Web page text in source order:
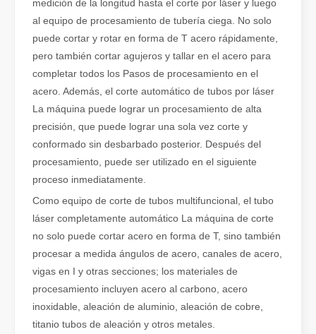
Cómo elegir su compañero de trabajo: máquina de corte por láser
El corte de metal por láser es un método de precisión que se
El corte por láser de láminas de metal es un método de corte
medición de la longitud hasta el corte por láser y luego
al equipo de procesamiento de tubería ciega. No solo
puede cortar y rotar en forma de T acero rápidamente,
pero también cortar agujeros y tallar en el acero para
completar todos los Pasos de procesamiento en el
acero. Además, el corte automático de tubos por láser
La máquina puede lograr un procesamiento de alta
precisión, que puede lograr una sola vez corte y
conformado sin desbarbado posterior. Después del
procesamiento, puede ser utilizado en el siguiente
proceso inmediatamente.
Como equipo de corte de tubos multifuncional, el tubo
láser completamente automático La máquina de corte
no solo puede cortar acero en forma de T, sino también
procesar a medida ángulos de acero, canales de acero,
vigas en I y otras secciones; los materiales de
procesamiento incluyen acero al carbono, acero
inoxidable, aleación de aluminio, aleación de cobre,
titanio tubos de aleación y otros metales.